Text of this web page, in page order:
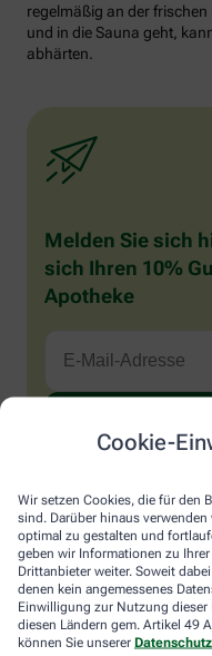
Cookie-
Wir setzen Cookies, die für den
sind. Darüber hinaus
optimal zu gestalten und
geben wir Informationen zu
Drittanbieter weiter. Soweit
denen kein angemessenes
Einwilligung zur Nutzung dieser
diesen Ländern gem. Artikel 49
können Sie unserer
regelmäßig an der
und in die Sauna geht,
abhärten.
Melden Sie sich
sich Ihren 10%
Apotheke
Sie
ein
Mensch?
Dann
wählen
Sie
bitte
die
1 2 3
Ich möchte den im
Service abonnieren,
GmbH (AHD)
meine E-Mail-Adresse
verarbeitet. AHD setzt
Newsletters den